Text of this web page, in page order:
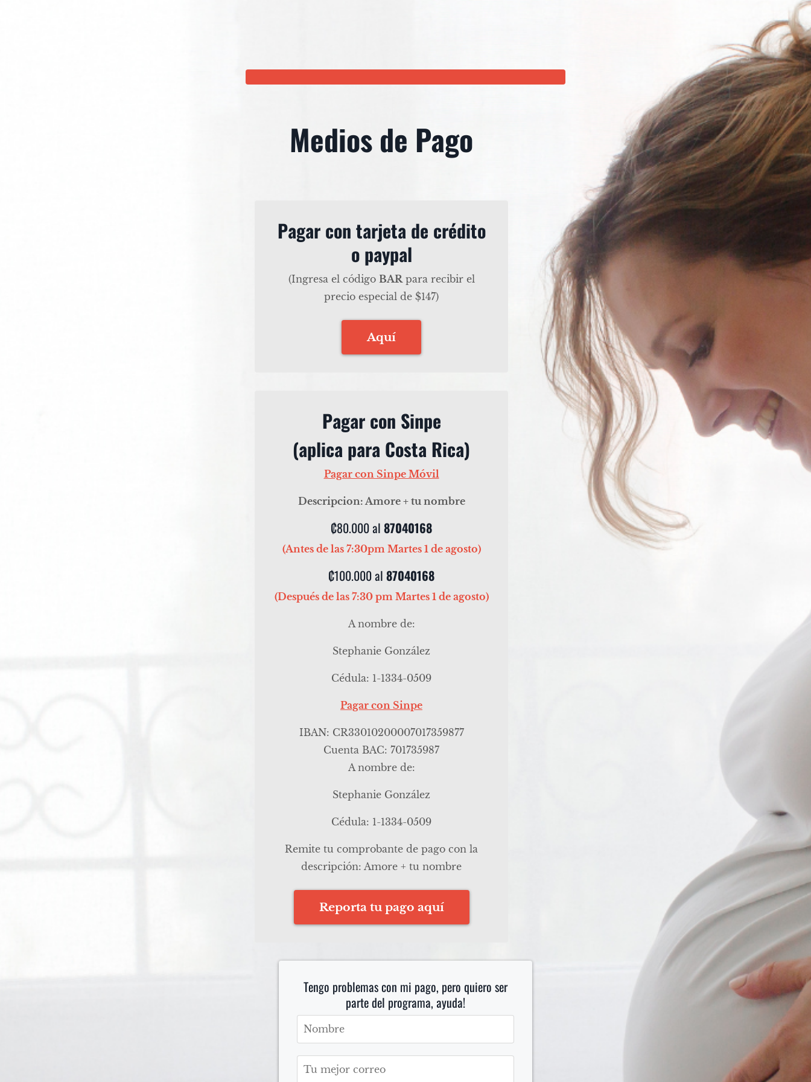
Medios de Pago
Pagar con tarjeta de crédito
o paypal
(Ingresa el código BARpara recibir el
precio especial de $147)
Aquí
Pagar con Sinpe
(aplica para Costa Rica)
Pagar con Sinpe Móvil
Descripcion: Amore + tu nombre
₡80.000 al 87040168
(Antes de las 7:30pm Martes 1 de agosto)
₡100.000 al 87040168
(Después de las 7:30 pm Martes 1 de agosto)
A nombre de:
Stephanie González
Cédula: 1-1334-0509
Pagar con Sinpe
IBAN: CR33010200007017359877
Cuenta BAC: 701735987
A nombre de:
Stephanie González
Cédula: 1-1334-0509
Remite tu comprobante de pago con la
descripción: Amore + tu nombre
Reporta tu pago aquí
Tengo problemas con mi pago, pero quiero ser
parte del programa, ayuda!